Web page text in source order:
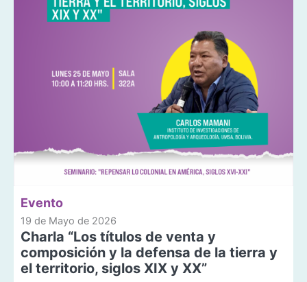
Evento
19 de Mayo de 2026
Charla “Los títulos de venta y
composición y la defensa de la tierra y
el territorio, siglos XIX y XX”